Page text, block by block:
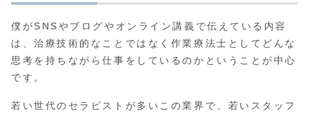
僕がSNSやブログやオンライン講義で伝えている内容
は、治療技術的なことではなく作業療法士としてどんな
思考を持ちながら仕事をしているのかということが中心
です。
若い世代のセラピストが多いこの業界で、若いスタッフ